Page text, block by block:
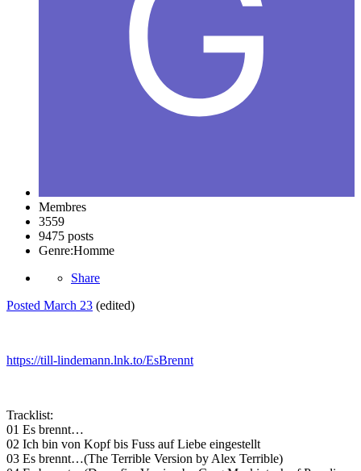
Membres
3559
9475 posts
Genre:Homme
Share
Posted March 23 (edited)
https://till-lindemann.lnk.to/EsBrennt
Tracklist:
01 Es brennt…
02 Ich bin von Kopf bis Fuss auf Liebe eingestellt
03 Es brennt…(The Terrible Version by Alex Terrible)